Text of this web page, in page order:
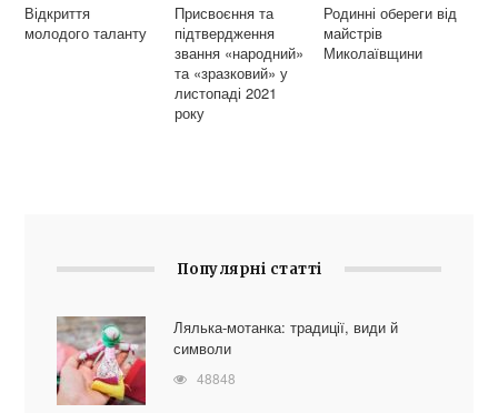
Відкриття
молодого таланту
Присвоєння та
підтвердження
звання «народний»
та «зразковий» у
листопаді 2021
року
Родинні обереги від
майстрів
Миколаївщини
Популярні статті
Лялька-мотанка: традиції, види й
символи
48848